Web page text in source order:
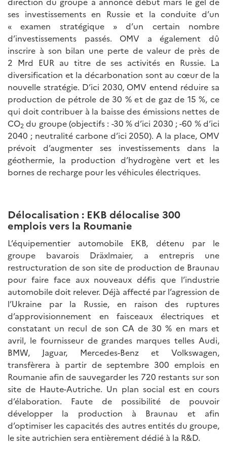
ses investissements en Russie et la conduite d’un
« examen stratégique » d’un certain nombre
d’investissements passés. OMV a également dû
inscrire à son bilan une perte de valeur de près de
2 Mrd EUR au titre de ses activités en Russie. La
diversification et la décarbonation sont au cœur de la
nouvelle stratégie. D’ici 2030, OMV entend réduire sa
production de pétrole de 30 % et de gaz de 15 %, ce
qui doit contribuer à la baisse des émissions nettes de
CO2 du groupe (objectifs : -30 % d’ici 2030 ; -60 % d’ici
2040 ; neutralité carbone d’ici 2050). A la place, OMV
prévoit d’augmenter ses investissements dans la
géothermie, la production d’hydrogène vert et les
bornes de recharge pour les véhicules électriques.
Délocalisation : EKB délocalise 300
emplois vers la Roumanie
L’équipementier automobile EKB, détenu par le
groupe bavarois Dräxlmaier, a entrepris une
restructuration de son site de production de Braunau
pour faire face aux nouveaux défis que l’industrie
automobile doit relever. Déjà affecté par l’agression de
l’Ukraine par la Russie, en raison des ruptures
d’approvisionnement en faisceaux électriques et
constatant un recul de son CA de 30 % en mars et
avril, le fournisseur de grandes marques telles Audi,
BMW, Jaguar, Mercedes-Benz et Volkswagen,
transfèrera à partir de septembre 300 emplois en
Roumanie afin de sauvegarder les 720 restants sur son
site de Haute-Autriche. Un plan social est en cours
d’élaboration. Faute de possibilité de pouvoir
développer la production à Braunau et afin
d’optimiser les capacités des autres entités du groupe,
le site autrichien sera entièrement dédié à la R&D.